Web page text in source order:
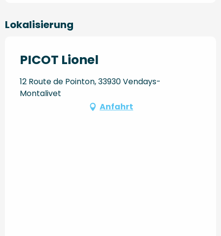
Lokalisierung
PICOT Lionel
12 Route de Pointon, 33930 Vendays-
Montalivet
Anfahrt